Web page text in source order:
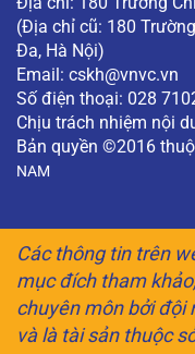
(Địa chỉ cũ: 180
Đa, Hà Nội)
Email: cskh@vnvc.vn
Số điện thoại: 028
Chịu trách nhiệm nội
Bản quyền ©2016
NAM
Các thông tin trên
mục đích tham
chuyên môn bởi đội
và là tài sản thuộc